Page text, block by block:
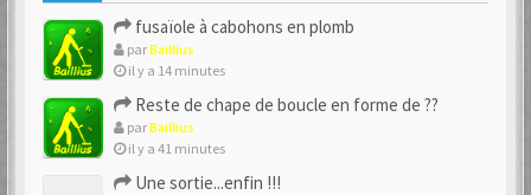
fusaïole à cabohons en plomb
parBaillius
il y a 14 minutes
Reste de chape de boucle en forme de ??
parBaillius
il y a 41 minutes
Une sortie...enfin !!!